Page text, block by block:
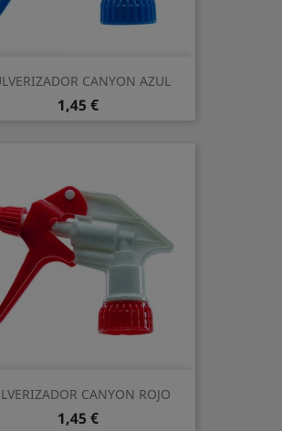
CANYON AZUL
Precio
1,45 €
CANYON ROJO
Precio
1,45 €